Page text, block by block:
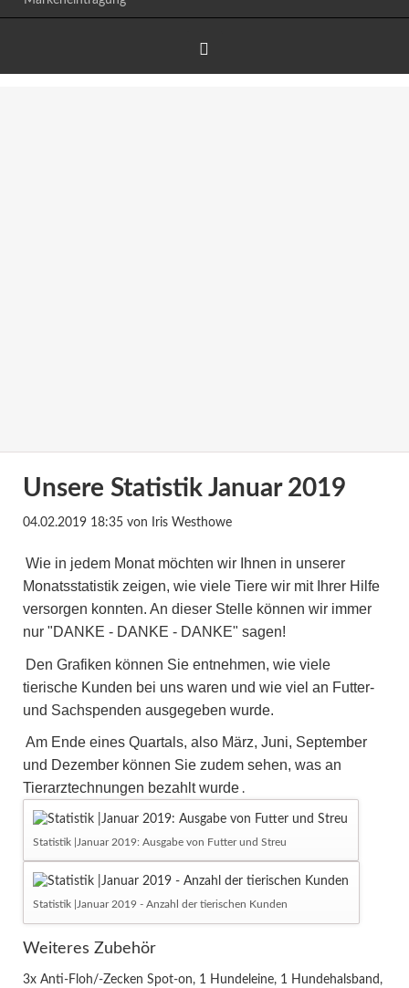
Unsere Statistik Januar 2019
04.02.2019 18:35von Iris Westhowe
Wie in jedem Monat möchten wir Ihnen in unserer
Monatsstatistik zeigen, wie viele Tiere wir mit Ihrer Hilfe
versorgen konnten. An dieser Stelle können wir immer
nur "DANKE - DANKE - DANKE" sagen!
Den Grafiken können Sie entnehmen, wie viele
tierische Kunden bei uns waren und wie viel an Futter-
und Sachspenden ausgegeben wurde.
Am Ende eines Quartals, also März, Juni, September
und Dezember können Sie zudem sehen, was an
Tierarztechnungen bezahlt wurde .
Statistik |Januar 2019: Ausgabe von Futter und Streu
Statistik |Januar 2019 - Anzahl der tierischen Kunden
Weiteres Zubehör
3x Anti-Floh/-Zecken Spot-on, 1 Hundeleine, 1 Hundehalsband,